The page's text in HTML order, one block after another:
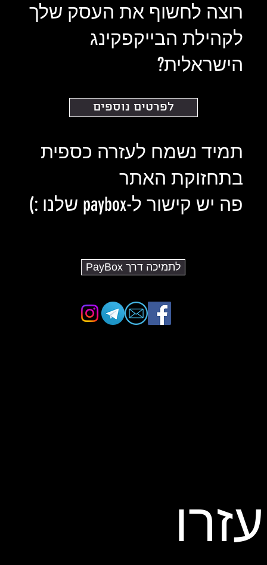
עזרו
תמיד נשמח לעזרה כספית
בתחזוקת האתר
פה יש קישור ל-paybox שלנו :)
לתמיכה דרך PayBox
רוצה לחשוף את העסק שלך
לקהילת הבייקפקינג
הישראלית?
לפרטים נוספים